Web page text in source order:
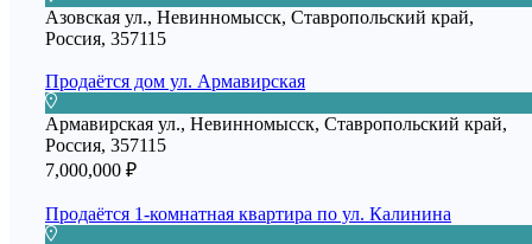
Азовская ул., Невинномысск, Ставропольский край,
Россия, 357115
Продаётся дом ул. Армавирская
Армавирская ул., Невинномысск, Ставропольский край,
Россия, 357115
7,000,000 ₽
Продаётся 1-комнатная квартира по ул. Калинина